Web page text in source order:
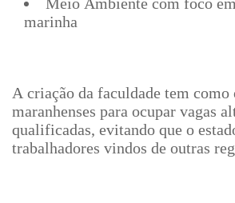
marinha
A criação da faculdade tem
maranhenses para ocupar vagas
qualificadas, evitando que o
trabalhadores vindos de outras